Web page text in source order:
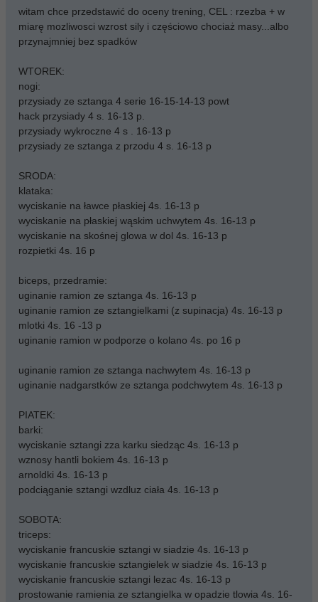
witam chce przedstawić do oceny trening, CEL : rzezba + w
miarę mozliwosci wzrost sily i częściowo chociaż masy...albo
przynajmniej bez spadków
WTOREK:
nogi:
przysiady ze sztanga 4 serie 16-15-14-13 powt
hack przysiady 4 s. 16-13 p.
przysiady wykroczne 4 s . 16-13 p
przysiady ze sztanga z przodu 4 s. 16-13 p
SRODA:
klataka:
wyciskanie na ławce płaskiej 4s. 16-13 p
wyciskanie na płaskiej wąskim uchwytem 4s. 16-13 p
wyciskanie na skośnej glowa w dol 4s. 16-13 p
rozpietki 4s. 16 p
biceps, przedramie:
uginanie ramion ze sztanga 4s. 16-13 p
uginanie ramion ze sztangielkami (z supinacja) 4s. 16-13 p
mlotki 4s. 16 -13 p
uginanie ramion w podporze o kolano 4s. po 16 p
uginanie ramion ze sztanga nachwytem 4s. 16-13 p
uginanie nadgarstków ze sztanga podchwytem 4s. 16-13 p
PIATEK:
barki:
wyciskanie sztangi zza karku siedząc 4s. 16-13 p
wznosy hantli bokiem 4s. 16-13 p
arnoldki 4s. 16-13 p
podciąganie sztangi wzdluz ciała 4s. 16-13 p
SOBOTA:
triceps:
wyciskanie francuskie sztangi w siadzie 4s. 16-13 p
wyciskanie francuskie sztangielek w siadzie 4s. 16-13 p
wyciskanie francuskie sztangi lezac 4s. 16-13 p
prostowanie ramienia ze sztangielka w opadzie tlowia 4s. 16-